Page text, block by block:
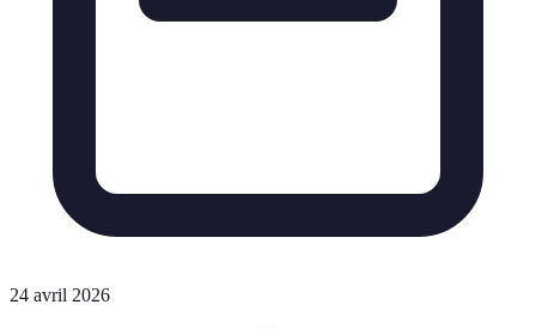
24 avril 2026